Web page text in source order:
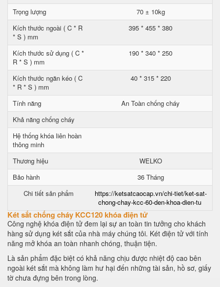
Trọng lượng
70 ± 10kg
Kích thước ngoài ( C * R
* S ) mm
395 * 455 * 380
Kích thước sử dụng ( C *
R * S ) mm
190 * 340 * 250
Kích thước ngăn kéo ( C
* R * S ) mm
40 * 315 * 220
Tính năng
An Toàn chống cháy
Khả năng chống cháy
Hệ thống khóa liên hoàn
thông minh
Thương hiệu
WELKO
Bảo hành
36 Tháng
Chi tiết sản phẩm
https://ketsatcaocap.vn/chi-tiet/ket-sat-
chong-chay-kcc-60-den-khoa-dien-tu
Két sắt chống cháy KCC120 khóa điện tử
Công nghệ khóa điện tử đem lại sự an toàn tin tưởng cho khách
hàng sử dụng két sắt của nhà máy chúng tôi. Két điện tử với tính
năng mở khóa an toàn nhanh chóng, thuận tiện.
Là sản phẩm đặc biệt có khả năng chịu được nhiệt độ cao bên
ngoài két sắt mà không làm hư hại đến những tài sản, hồ sơ, giấy
tờ chưa đựng bên trong lòng.